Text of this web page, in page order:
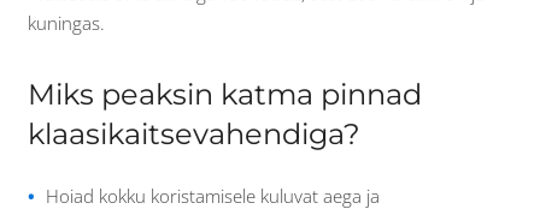
kuningas.
Miks peaksin katma pinnad
klaasikaitsevahendiga?
Hoiad kokku koristamisele kuluvat aega ja